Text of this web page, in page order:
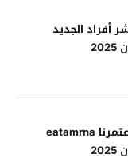
أفراد الجديد
تحميل تطبيق اعتمرنا eatamrna